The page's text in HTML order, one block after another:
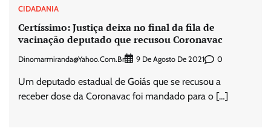
CIDADANIA
Certíssimo: Justiça deixa no final da fila de
vacinação deputado que recusou Coronavac
Dinomarmiranda@yahoo.com.br 9 De Agosto De 2021 0
Um deputado estadual de Goiás que se recusou a
receber dose da Coronavac foi mandado para o […]